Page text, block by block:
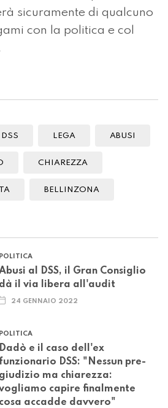
sicuramente di qualcuno
con la politica e col
DSS LEGA ABUSI
CHIAREZZA
BELLINZONA
POLITICA
al DSS, il Gran Consiglio
dà il via libera all'audit
24 GENNAIO 2022
POLITICA
Dadò e il caso dell'ex
funzionario DSS: "Nessun pre-
giudizio ma chiarezza:
capire finalmente
cosa accadde davvero"